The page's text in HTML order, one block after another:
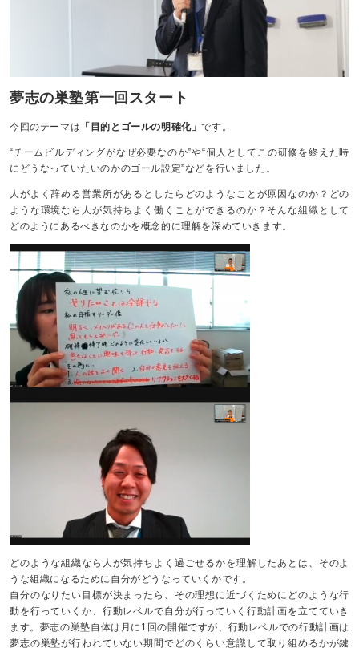
夢志の巣塾第一回スタート
今回のテーマは 「目的とゴールの明確化」です。
“チームビルディングがなぜ必要なのか”や“個人としてこの研修を終えた時
にどうなっていたいのかのゴール設定”などを行いました。
人がよく辞める営業所があるとしたらどのようなことが原因なのか？どの
ような環境なら人が気持ちよく働くことができるのか？そんな組織として
どのようにあるべきなのかを概念的に理解を深めていきます。
どのような組織なら人が気持ちよく過ごせるかを理解したあとは、そのよ
うな組織になるために自分がどうなっていくかです。
自分のなりたい目標が決まったら、その理想に近づくためにどのような行
動を行っていくか、行動レベルで自分が行っていく行動計画を立てていき
ます。夢志の巣塾自体は月に1回の開催ですが、行動レベルでの行動計画は
夢志の巣塾が行われていない期間でどのくらい意識して取り組めるかが鍵